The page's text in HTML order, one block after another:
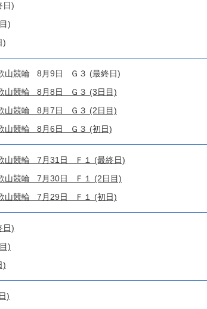
日)
)
)
山競輪 8月9日 Ｇ３ (最終日)
山競輪 8月8日 Ｇ３ (3日目)
山競輪 8月7日 Ｇ３ (2日目)
山競輪 8月6日 Ｇ３ (初日)
山競輪 7月31日 Ｆ１ (最終日)
山競輪 7月30日 Ｆ１ (2日目)
山競輪 7月29日 Ｆ１ (初日)
日)
)
)
)